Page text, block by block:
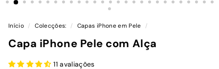
Início / Colecções: / Capas iPhone em Pele /
Capa iPhone Pele com Alça
11 avaliações